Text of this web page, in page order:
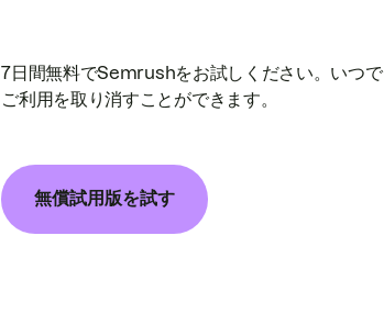
7日間無料でSemrushをお試しください。いつ
ご利用を取り消すことができます。
無償試用版を試す